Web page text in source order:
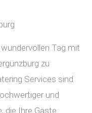
Tag mit
zu
Services sind
und
die Ihre Gäste